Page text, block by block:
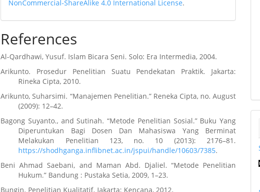
NonCommercial-ShareAlike 4.0 International License.
References
Al-Qardhawi, Yusuf. Islam Bicara Seni. Solo: Era Intermedia, 2004.
Arikunto. Prosedur Penelitian Suatu Pendekatan Praktik. Jakarta:
Rineka Cipta, 2010.
Arikunto, Suharsimi. “Manajemen Penelitian.” Reneka Cipta, no. August
(2009): 12–42.
Bagong Suyanto., and Sutinah. “Metode Penelitian Sosial.” Buku Yang
Diperuntukan Bagi Dosen Dan Mahasiswa Yang Berminat
Melakukan Penelitian 123, no. 10 (2013): 2176–81.
https://shodhganga.inflibnet.ac.in/jspui/handle/10603/7385.
Beni Ahmad Saebani, and Maman Abd. Djaliel. “Metode Penelitian
Hukum.” Bandung : Pustaka Setia, 2009, 1–23.
Bungin. Penelitian Kualitatif. Jakarta: Kencana, 2012.